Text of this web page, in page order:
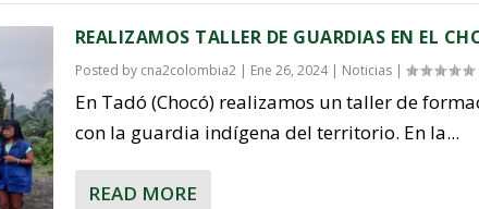
REALIZAMOS TALLER DE GUARDIAS EN EL
Posted by cna2colombia2| Ene 26, 2024| Noticias|
En Tadó (Chocó) realizamos un taller de
con la guardia indígena del territorio. En la...
READ MORE